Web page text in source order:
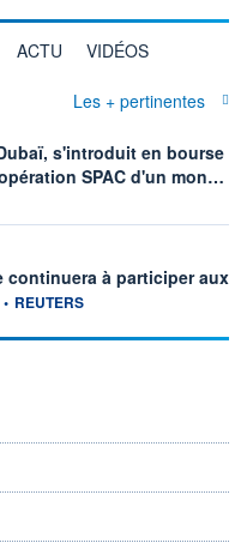
ACTU VIDÉOS
Les + pertinentes
s'introduit en bourse
SPAC d'un mon…
continuera à participer aux
information fournie par
• REUTERS